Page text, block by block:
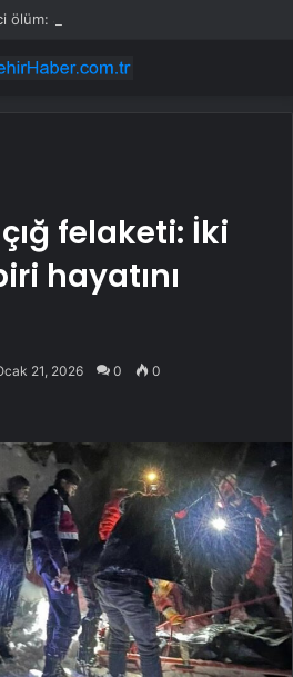
felaketi: İki
hayatını
21, 2026 0 0